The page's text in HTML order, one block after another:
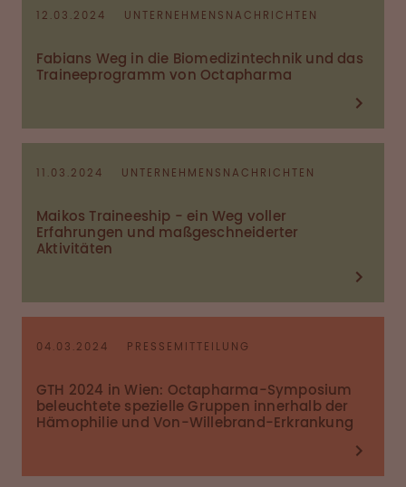
12.03.2024 UNTERNEHMENSNACHRICHTEN
Fabians Weg in die Biomedizintechnik und das
Traineeprogramm von Octapharma
11.03.2024 UNTERNEHMENSNACHRICHTEN
Maikos Traineeship - ein Weg voller
Erfahrungen und maßgeschneiderter
Aktivitäten
04.03.2024 PRESSEMITTEILUNG
GTH 2024 in Wien: Octapharma-Symposium
beleuchtete spezielle Gruppen innerhalb der
Hämophilie und Von-Willebrand-Erkrankung